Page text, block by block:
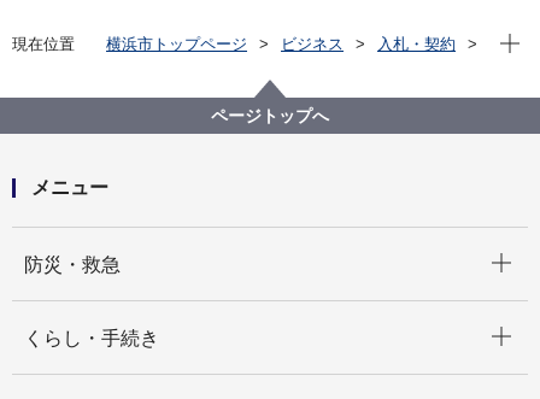
現在位置 横浜市トップページ ビジネス
入札・契約
【入札結果掲載】プラスチックごみの分別ルール変更
の周知に関する交通広告掲出（後発区用）
現在
ページトップへ
メニュー
防災・救急
くらし・手続き